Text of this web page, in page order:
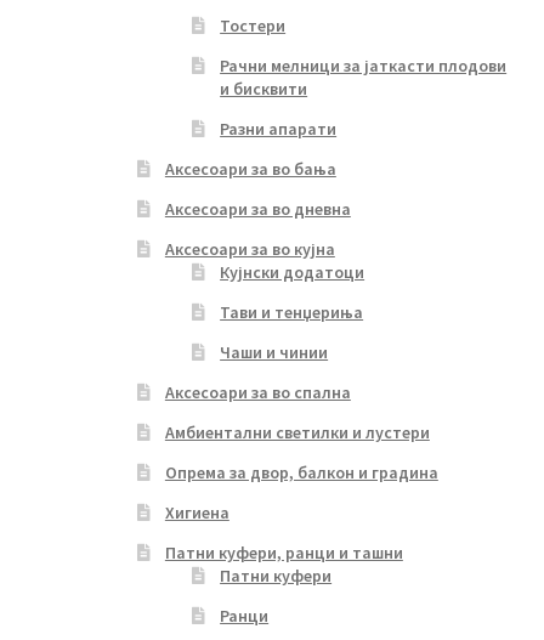
Тостери
Рачни мелници за јаткасти плодови
и бисквити
Разни апарати
Аксесоари за во бања
Аксесоари за во дневна
Аксесоари за во кујна
Кујнски додатоци
Тави и тенџериња
Чаши и чинии
Аксесоари за во спална
Амбиентални светилки и лустери
Опрема за двор, балкон и градина
Хигиена
Патни куфери, ранци и ташни
Патни куфери
Ранци